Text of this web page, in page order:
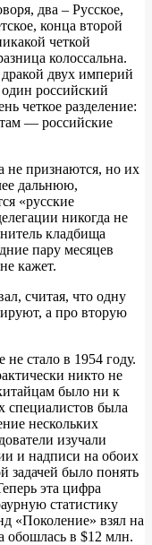
два – Русское,
конца второй
четкой
колоссальна.
двух империй
российский
четкое разделение:
там — российские
не признаются, но их
дальнюю,
«русские
никогда не
кладбища
пару месяцев
кажет.
считая, что одну
а про вторую
стало в 1954 году.
никто не
было ни к
специалистов была
нескольких
изучали
и надписи на обоих
задачей было понять
эта цифра
статистику
«Поколение» взял на
обошлась в $12 млн.